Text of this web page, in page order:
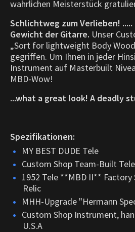
wahrlichen Meisterstück
Schlichtweg zum Verlieben!
Gewicht der Gitarre. Unser
„Sort for lightweight Body
gegriffen. Um Ihnen in jeder
Instrument auf Masterbuilt
MBD-Wow!
...what a great look! A deadly
Spezifikationen:
MY BEST DUDE Tele
Custom Shop Team-Built
1952 Tele **MBD II** Factory
Relic
MHH-Upgrade "Hermann
Custom Shop Instrument,
U.S.A